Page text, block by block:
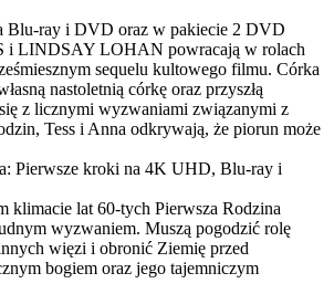
Blu-ray i DVD oraz w pakiecie 2 DVD
i LINDSAY LOHAN powracają w rolach
sequelu kultowego filmu. Córka
nastoletnią córkę oraz przyszłą
z licznymi wyzwaniami związanymi z
Tess i Anna odkrywają, że piorun może
Pierwsze kroki na 4K UHD, Blu-ray i
klimacie lat 60-tych Pierwsza Rodzina
wyzwaniem. Muszą pogodzić rolę
więzi i obronić Ziemię przed
bogiem oraz jego tajemniczym